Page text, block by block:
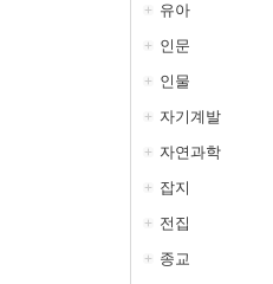
유아
인문
인물
자기계발
자연과학
잡지
전집
종교